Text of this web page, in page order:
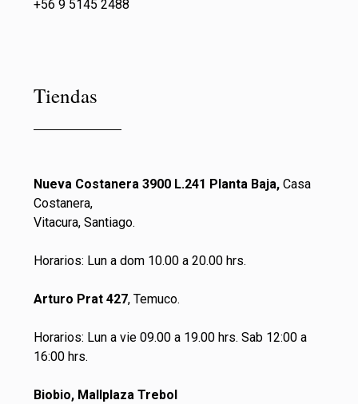
+56 9 5145 2488
Tiendas
Nueva Costanera 3900 L.241 Planta Baja, Casa
Costanera,
Vitacura, Santiago.
Horarios: Lun a dom 10.00 a 20.00 hrs.
Arturo Prat 427, Temuco.
Horarios: Lun a vie 09.00 a 19.00 hrs. Sab 12:00 a
16:00 hrs.
Biobio, Mallplaza Trebol